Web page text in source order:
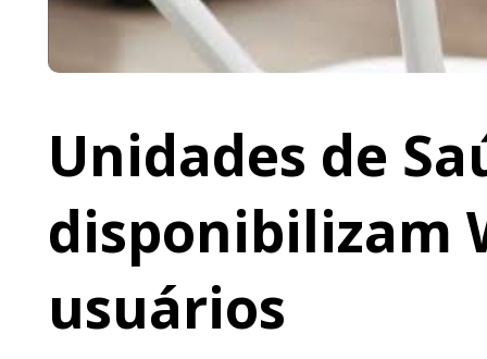
Unidades de
disponibilizam
usuários